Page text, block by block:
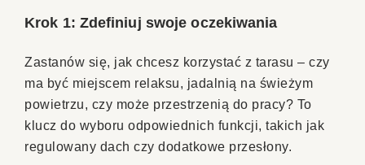
Krok 1: Zdefiniuj swoje oczekiwania
Zastanów się, jak chcesz korzystać z tarasu – czy
ma być miejscem relaksu, jadalnią na świeżym
powietrzu, czy może przestrzenią do pracy? To
klucz do wyboru odpowiednich funkcji, takich jak
regulowany dach czy dodatkowe przesłony.